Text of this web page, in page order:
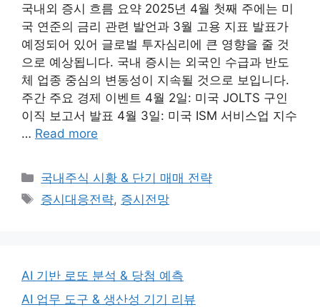
국내외 증시 흐름 요약 2025년 4월 첫째 주에는 미
국 연준의 금리 관련 발언과 3월 고용 지표 발표가
예정되어 있어 글로벌 투자심리에 큰 영향을 줄 것
으로 예상됩니다. 국내 증시는 외국인 수급과 반도
체 업종 중심의 변동성이 지속될 것으로 보입니다.
주간 주요 경제 이벤트 4월 2일: 미국 JOLTS 구인
이직 보고서 발표 4월 3일: 미국 ISM 서비스업 지수
… Read more
Categories
국내주식 시황 & 단기 매매 전략
Tags
증시대응전략, 증시전망
AI 기반 로또 분석 & 당첨 예측
AI 업무 도구 & 생산성 기기 리뷰